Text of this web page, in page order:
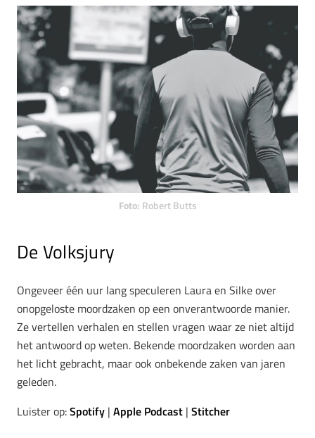
Foto: Robert Butts
De Volksjury
Ongeveer één uur lang speculeren Laura en Silke over
onopgeloste moordzaken op een onverantwoorde manier.
Ze vertellen verhalen en stellen vragen waar ze niet altijd
het antwoord op weten. Bekende moordzaken worden aan
het licht gebracht, maar ook onbekende zaken van jaren
geleden.
Luister op:Spotify | Apple Podcast | Stitcher